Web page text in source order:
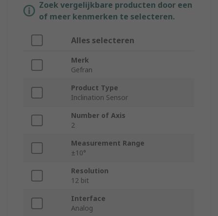
Zoek vergelijkbare producten door een
of meer kenmerken te selecteren.
Alles selecteren
Merk
Gefran
Product Type
Inclination Sensor
Number of Axis
2
Measurement Range
±10°
Resolution
12 bit
Interface
Analog